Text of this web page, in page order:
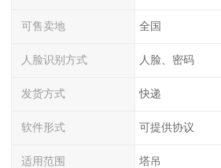
可售卖地 全国
人脸识别方式 人脸、密码
发货方式 快递
软件形式 可提供协议
适用范围 塔吊